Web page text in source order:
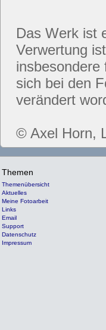
Das Werk ist
Verwertung
insbesondere
sich bei den
verändert
© Axel Horn,
Themen
Themenübersicht
Aktuelles
Meine Fotoarbeit
Links
Email
Support
Datenschutz
Impressum